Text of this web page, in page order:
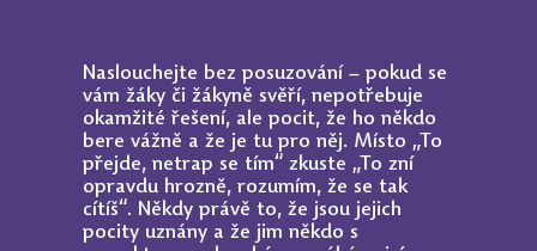
Naslouchejte bez posuzování – pokud se
vám žáky či žákyně svěří, nepotřebuje
okamžité řešení, ale pocit, že ho někdo
bere vážně a že je tu pro něj. Místo „To
přejde, netrap se tím“ zkuste „To zní
opravdu hrozně, rozumím, že se tak
cítíš“. Někdy právě to, že jsou jejich
pocity uznány a že jim někdo s